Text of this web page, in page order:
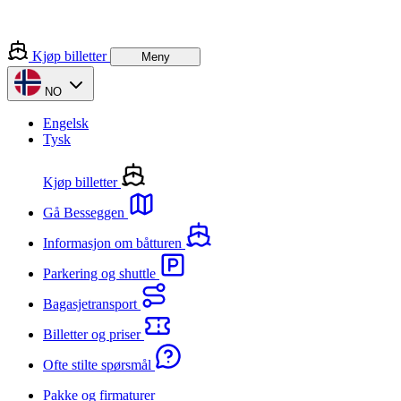
Kjøp billetter Meny
NO
Engelsk
Tysk
Kjøp billetter
Gå Besseggen
Informasjon om båtturen
Parkering og shuttle
Bagasjetransport
Billetter og priser
Ofte stilte spørsmål
Pakke og firmaturer